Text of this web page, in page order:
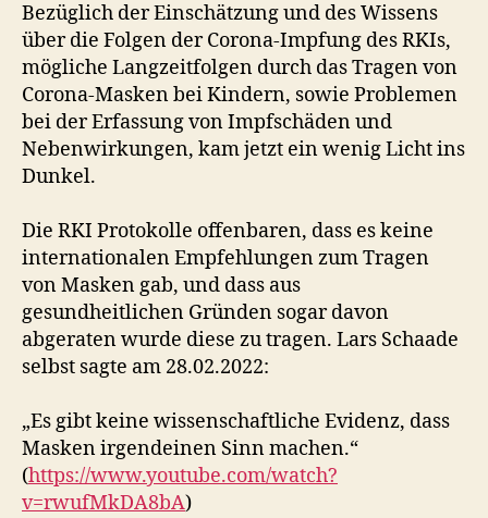
Bezüglich der Einschätzung und des Wissens
über die Folgen der Corona-Impfung des RKIs,
mögliche Langzeitfolgen durch das Tragen von
Corona-Masken bei Kindern, sowie Problemen
bei der Erfassung von Impfschäden und
Nebenwirkungen, kam jetzt ein wenig Licht ins
Dunkel.
Die RKI Protokolle offenbaren, dass es keine
internationalen Empfehlungen zum Tragen
von Masken gab, und dass aus
gesundheitlichen Gründen sogar davon
abgeraten wurde diese zu tragen. Lars Schaade
selbst sagte am 28.02.2022:
„Es gibt keine wissenschaftliche Evidenz, dass
Masken irgendeinen Sinn machen.“
(https://www.youtube.com/watch?
v=rwufMkDA8bA)